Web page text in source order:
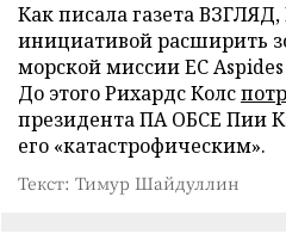
Как писала газета ВЗГЛЯД,
инициативой расширить
морской миссии ЕС
До этого Рихардс Колс
президента ПА ОБСЕ Пии
его «катастрофическим».
Текст: Тимур Шайдуллин